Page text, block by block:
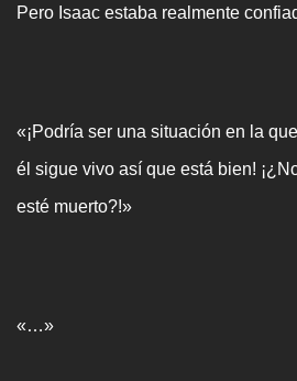
Pero Isaac estaba realmente
«¡Podría ser una situación en la
él sigue vivo así que está bien!
esté muerto?!»
«…»